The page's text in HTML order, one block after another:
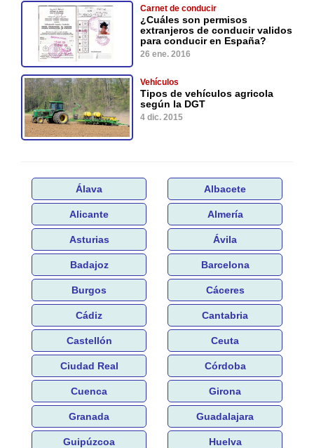
Carnet de conducir
¿Cuáles son permisos
extranjeros de conducir validos
para conducir en España?
26 ene. 2016
Vehículos
Tipos de vehículos agricola
según la DGT
4 dic. 2015
Álava Albacete
Alicante Almería
Asturias Ávila
Badajoz Barcelona
Burgos Cáceres
Cádiz Cantabria
Castellón Ceuta
Ciudad Real Córdoba
Cuenca Girona
Granada Guadalajara
Guipúzcoa Huelva